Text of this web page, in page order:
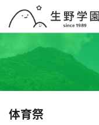
学校紹介
体育祭